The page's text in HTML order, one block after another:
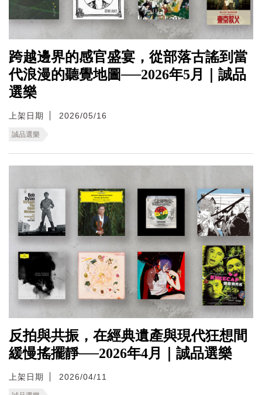
跨越邊界的感官盛宴，從部落古謠到當
代浪漫的聽覺地圖──2026年5月｜誠品
選樂
上架日期 2026/05/16
誠品選樂
反拍與共振，在經典遺產與現代狂想間
緩慢搖擺靜──2026年4月｜誠品選樂
上架日期 2026/04/11